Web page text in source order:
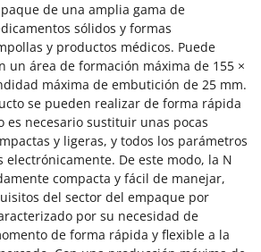
de una amplia gama de
sólidos y formas
y productos médicos. Puede
un área de formación máxima de 155 ×
máxima de embutición de 25 mm.
se pueden realizar de forma rápida
es necesario sustituir unas pocas
y ligeras, y todos los parámetros
electrónicamente. De este modo, la N
compacta y fácil de manejar,
del sector del empaque por
por su necesidad de
de forma rápida y flexible a la